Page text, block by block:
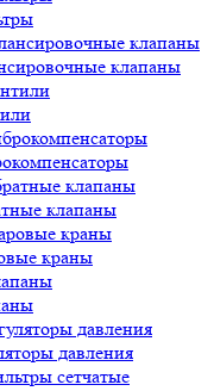
клапаны
клапаны
краны
давления